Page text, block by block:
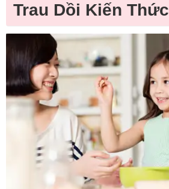
Trau Dồi Kiến Thức